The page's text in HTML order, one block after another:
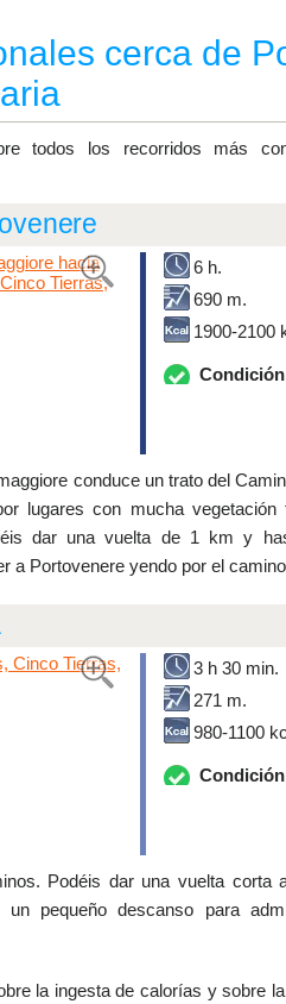
cerca de
todos los recorridos más
6 h.
690 m.
1900-2100
conduce un trato del
lugares con mucha
dar una vuelta de 1 km y
a Portovenere yendo por el
3 h 30 min.
271 m.
980-1100
Podéis dar una vuelta corta
pequeño descanso para
la ingesta de calorías y sobre